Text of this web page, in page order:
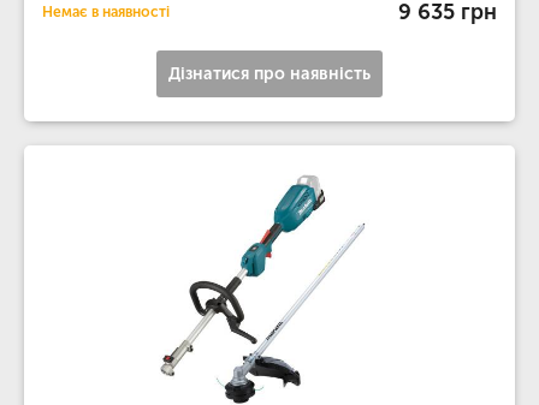
Немає в наявності 9 635 грн
Дізнатися про наявність